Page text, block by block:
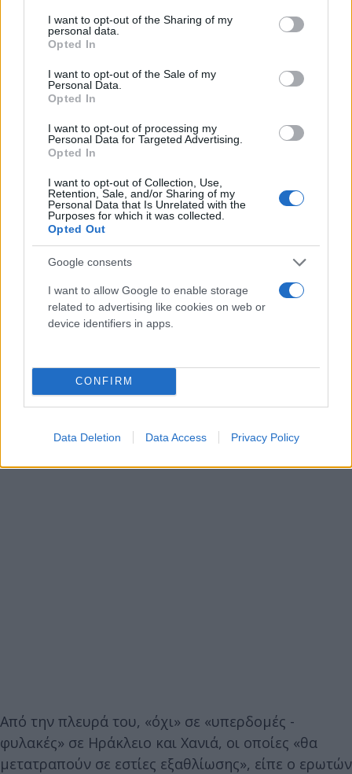
not limited to your visit or usage behaviour. You may click to
grant or deny consent to Google and its third-party tags to
use your data for below specified purposes in below Google
consent section.
I want to opt-out of the Sharing of my
personal data.
Opted In
I want to opt-out of the Sale of my
Personal Data.
Opted In
I want to opt-out of processing my
Personal Data for Targeted Advertising.
Opted In
I want to opt-out of Collection, Use,
Retention, Sale, and/or Sharing of my
Personal Data that Is Unrelated with the
Purposes for which it was collected.
Opted Out
Google consents
I want to allow Google to enable storage
related to advertising like cookies on web or
device identifiers in apps.
CONFIRM
Data Deletion Data Access Privacy Policy
προσφυγικό προφίλ, μόλις απορριφθεί το άσυλό
τουε επιστρέφουν. Πιστεύουμε στην αποτροπή και
το κάνουμε πράξη», ανέφερε ο υπουργός,
εξηγώντας πως στο Ανατολικό Αιγαίο η μείωση των
διαχείριση είναι δυσκολότερη, παρά την
προσπάθεια για καλύτερη συνεργασία με τη λιβυκή
ακτοφυλακή.
Από την πλευρά του, «όχι» σε «υπερδομές -
φυλακές» σε Ηράκλειο και Χανιά, οι οποίες «θα
μετατραπούν σε εστίες εξαθλίωσης», είπε ο ερωτών